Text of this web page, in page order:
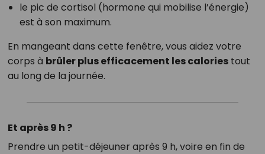
le pic de cortisol (hormone qui mobilise l’énergie)
est à son maximum.
En mangeant dans cette fenêtre, vous aidez votre
corps à brûler plus efficacement les caloriestout
au long de la journée.
Et après 9 h ?
Prendre un petit-déjeuner après 9 h, voire en fin de